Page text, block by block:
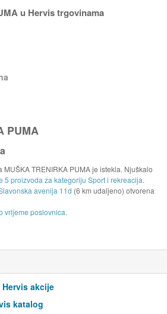
u Hervis trgovinama
PUMA
TRENIRKA PUMA je istekla. Njuškalo
5 proizvoda za kategoriju Sport i rekreacija.
avenija 11d (6 km udaljeno) otvorena
vrijeme poslovnica.
Hervis akcije
katalog